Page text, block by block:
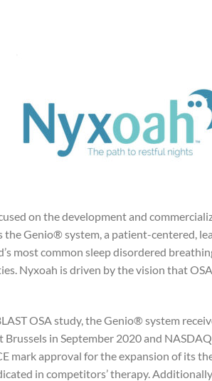
on the development and
the Genio® system, a patient-centered,
most common sleep disordered
Nyxoah is driven by the vision that
OSA study, the Genio® system
in September 2020 and
mark approval for the expansion of its
in competitors’ therapy.